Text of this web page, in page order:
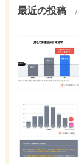
最近の投稿